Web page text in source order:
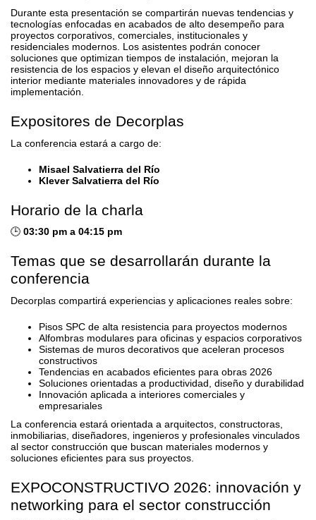
Durante esta presentación se compartirán nuevas tendencias y
tecnologías enfocadas en acabados de alto desempeño para
proyectos corporativos, comerciales, institucionales y
residenciales modernos. Los asistentes podrán conocer
soluciones que optimizan tiempos de instalación, mejoran la
resistencia de los espacios y elevan el diseño arquitectónico
interior mediante materiales innovadores y de rápida
implementación.
Expositores de Decorplas
La conferencia estará a cargo de:
Misael Salvatierra del Río
Klever Salvatierra del Río
Horario de la charla
🕒 03:30 pm a 04:15 pm
Temas que se desarrollarán durante la
conferencia
Decorplas compartirá experiencias y aplicaciones reales sobre:
Pisos SPC de alta resistencia para proyectos modernos
Alfombras modulares para oficinas y espacios corporativos
Sistemas de muros decorativos que aceleran procesos
constructivos
Tendencias en acabados eficientes para obras 2026
Soluciones orientadas a productividad, diseño y durabilidad
Innovación aplicada a interiores comerciales y
empresariales
La conferencia estará orientada a arquitectos, constructoras,
inmobiliarias, diseñadores, ingenieros y profesionales vinculados
al sector construcción que buscan materiales modernos y
soluciones eficientes para sus proyectos.
EXPOCONSTRUCTIVO 2026: innovación y
networking para el sector construcción